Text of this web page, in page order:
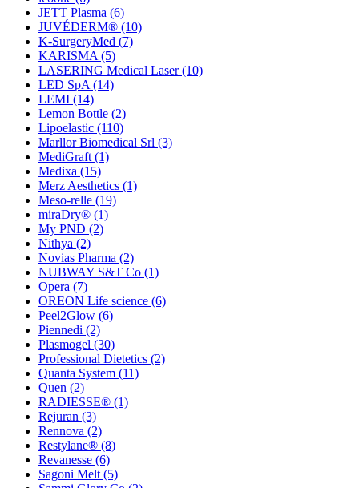
JETT Plasma (6)
JUVÉDERM® (10)
K-SurgeryMed (7)
KARISMA (5)
LASERING Medical Laser(10)
LED SpA (14)
LEMI (14)
Lemon Bottle (2)
Lipoelastic (110)
Marllor Biomedical Srl (3)
MediGraft (1)
Medixa (15)
Merz Aesthetics (1)
Meso-relle (19)
miraDry® (1)
My PND (2)
Nithya (2)
Novias Pharma (2)
NUBWAY S&T Co (1)
Opera (7)
OREON Life science (6)
Peel2Glow (6)
Piennedi (2)
Plasmogel (30)
Professional Dietetics (2)
Quanta System (11)
Quen (2)
RADIESSE® (1)
Rejuran (3)
Rennova (2)
Restylane® (8)
Revanesse (6)
Sagoni Melt (5)